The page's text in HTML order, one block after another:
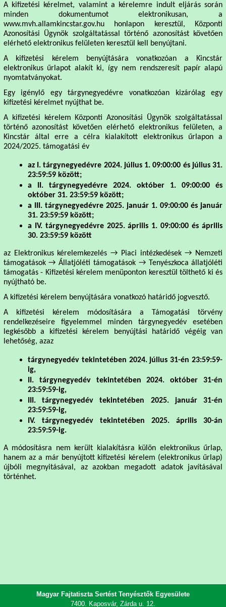
A kifizetési kérelmet, valamint a kérelemre indult eljárás során
minden dokumentumot elektronikusan, a
www.mvh.allamkincstar.gov.huhonlapon keresztül, Központi
Azonosítási Ügynök szolgáltatással történő azonosítást követően
elérhető elektronikus felületen keresztül kell benyújtani.
A kifizetési kérelem benyújtására vonatkozóan a Kincstár
elektronikus űrlapot alakít ki, így nem rendszeresít papír alapú
nyomtatványokat.
Egy igénylő egy tárgynegyedévre vonatkozóan kizárólag egy
kifizetési kérelmet nyújthat be.
A kifizetési kérelem Központi Azonosítási Ügynök szolgáltatással
történő azonosítást követően elérhető elektronikus felületen, a
Kincstár által erre a célra kialakított elektronikus űrlapon a
2024/2025. támogatási év
az I. tárgynegyedévre 2024. július 1. 09:00:00 és július 31.
23:59:59 között;
a II. tárgynegyedévre 2024. október 1. 09:00:00 és
október 31. 23:59:59 között;
a III. tárgynegyedévre 2025. január 1. 09:00:00 és január
31. 23:59:59 között;
a IV. tárgynegyedévre 2025. április 1. 09:00:00 és április
30. 23:59:59 között
az Elektronikus kérelemkezelés → Piaci intézkedések → Nemzeti
támogatások → Állatjóléti támogatások → Tenyészkoca állatjóléti
támogatás - Kifizetési kérelem menüponton keresztül tölthető ki és
nyújtható be.
A kifizetési kérelem benyújtására vonatkozó határidő jogvesztő.
A kifizetési kérelem módosítására a Támogatási törvény
rendelkezéseire figyelemmel minden tárgynegyedév esetében
legkésőbb a kifizetési kérelem benyújtási határidő végéig van
lehetőség, azaz
tárgynegyedév tekintetében 2024. július 31-én 23:59:59-
ig,
II. tárgynegyedév tekintetében 2024. október 31-én
23:59:59-ig,
III. tárgynegyedév tekintetében 2025. január 31-én
23:59:59-ig,
IV. tárgynegyedév tekintetében 2025. április 30-án
23:59:59-ig.
A módosításra nem került kialakításra külön elektronikus űrlap,
hanem az a már benyújtott kifizetési kérelem (elektronikus űrlap)
újbóli megnyitásával, az azokban megadott adatok javításával
történhet.
Magyar Fajtatiszta Sertést Tenyésztők Egyesülete
7400. Kaposvár, Zárda u. 12.